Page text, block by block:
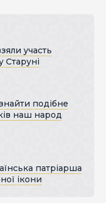
участь
Старуні
подібне
наш народ
патріарша
ікони